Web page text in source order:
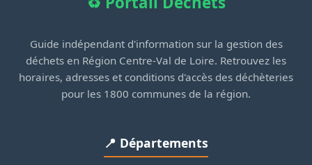
Guide indépendant d'information sur la gestion des
déchets en Région Centre-Val de Loire. Retrouvez les
horaires, adresses et conditions d'accès des déchèteries
pour les 1800 communes de la région.
📍 Départements